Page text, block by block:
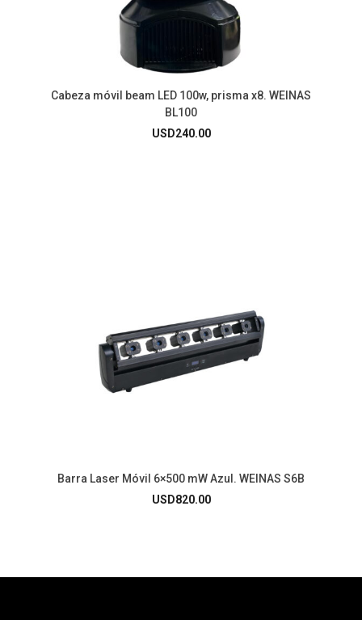
Cabeza móvil beam LED 100w, prisma x8. WEINAS
BL100
USD240.00
Barra Laser Móvil 6×500 mW Azul. WEINAS S6B
USD820.00